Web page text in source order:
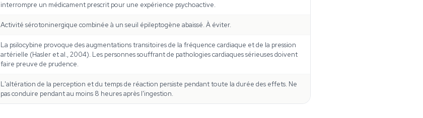
interrompre un médicament prescrit pour une expérience psychoactive.
Activité sérotoninergique combinée à un seuil épileptogène abaissé. À éviter.
La psilocybine provoque des augmentations transitoires de la fréquence cardiaque et de la pression
artérielle (Hasler et al., 2004). Les personnes souffrant de pathologies cardiaques sérieuses doivent
faire preuve de prudence.
L'altération de la perception et du temps de réaction persiste pendant toute la durée des effets. Ne
pas conduire pendant au moins 8 heures après l'ingestion.